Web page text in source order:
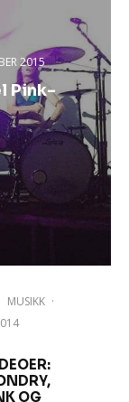
2015
Pink-
MUSIKK ·
OG